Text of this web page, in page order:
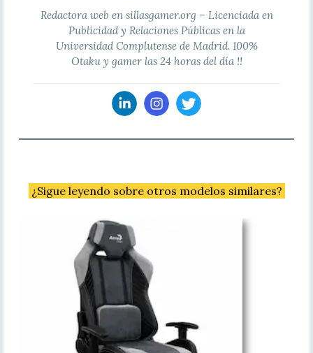
Redactora web en sillasgamer.org – Licenciada en
Publicidad y Relaciones Públicas en la
Universidad Complutense de Madrid. 100%
Otaku y gamer las 24 horas del día !!
¿Sigue leyendo sobre otros modelos similares?